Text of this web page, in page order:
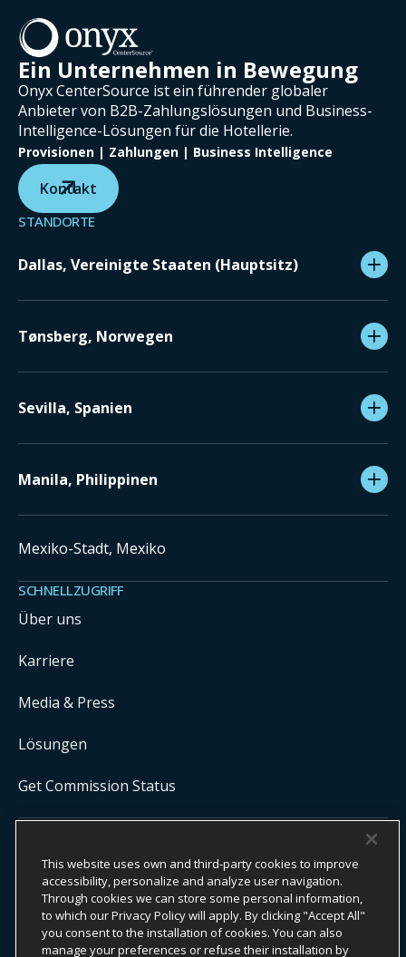
Ein Unternehmen in Bewegung
Onyx CenterSource ist ein führender globaler
Anbieter von B2B-Zahlungslösungen und Business-
Intelligence-Lösungen für die Hotellerie.
Provisionen | Zahlungen | Business Intelligence
Kontakt
STANDORTE
Dallas, Vereinigte Staaten (Hauptsitz)
Tønsberg, Norwegen
Sevilla, Spanien
Manila, Philippinen
Mexiko-Stadt, Mexiko
SCHNELLZUGRIFF
Über uns
Karriere
Media & Press
Lösungen
Get Commission Status
VORBEHALTEN.
Onyx CenterSource ist kein Bankinstitut. Alle Zahlungsdienste werden
von lizenzierten Finanzinstituten in Partnerschaft mit Onyx CenterSource
ermöglicht und verarbeitet.
This website uses own and third-party cookies to improve
accessibility, personalize and analyze user navigation.
Through cookies we can store some personal information,
to which our Privacy Policy will apply. By clicking "Accept All"
you consent to the installation of cookies. You can also
manage your preferences or refuse their installation by